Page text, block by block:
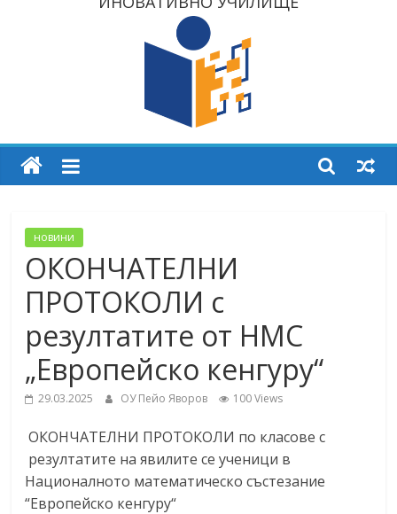
новини
ОКОНЧАТЕЛНИ
ПРОТОКОЛИ с
резултатите от НМС
„Европейско кенгуру“
29.03.2025 ОУ Пейо Яворов 100 Views
ОКОНЧАТЕЛНИ ПРОТОКОЛИ по класове с
резултатите на явилите се ученици в
Националното математическо състезание
“Европейско кенгуру“